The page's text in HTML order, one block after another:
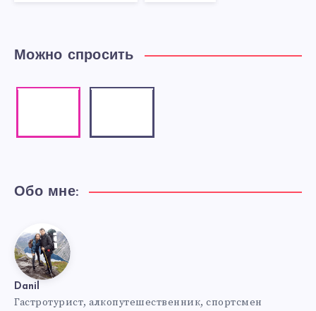
Можно спросить
Обо мне:
Danil
Danil
Гастротурист, алкопутешественник, спортсмен